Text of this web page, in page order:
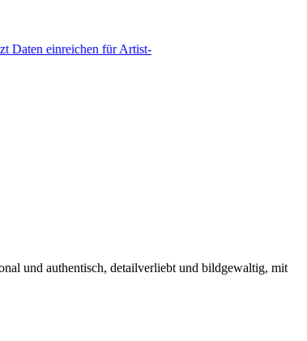
für Artist-
und authentisch, detailverliebt und bildgewaltig, mit